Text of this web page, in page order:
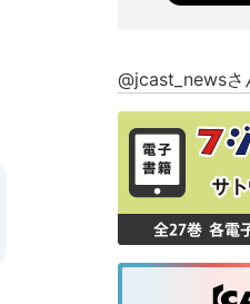
@jcast_newsさ